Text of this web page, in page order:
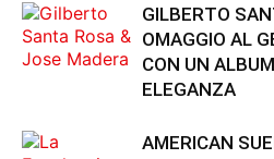
GILBERTO
OMAGGIO AL
CON UN
ELEGANZA
AMERICAN